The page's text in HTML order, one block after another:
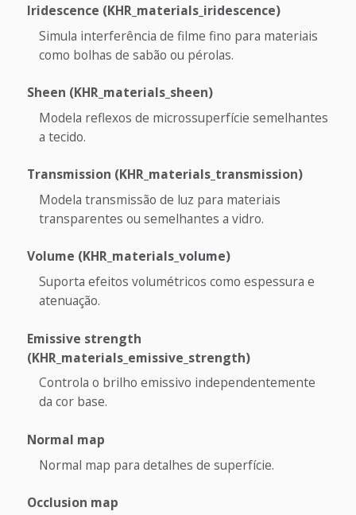
Iridescence (KHR_materials_iridescence)
Simula interferência de filme fino para materiais
como bolhas de sabão ou pérolas.
Sheen (KHR_materials_sheen)
Modela reflexos de microssuperfície semelhantes
a tecido.
Transmission (KHR_materials_transmission)
Modela transmissão de luz para materiais
transparentes ou semelhantes a vidro.
Volume (KHR_materials_volume)
Suporta efeitos volumétricos como espessura e
atenuação.
Emissive strength
(KHR_materials_emissive_strength)
Controla o brilho emissivo independentemente
da cor base.
Normal map
Normal map para detalhes de superfície.
Occlusion map